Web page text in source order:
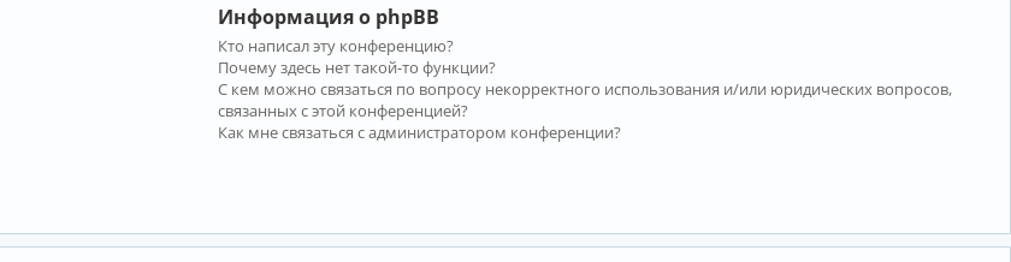
Информация о phpBB
Кто написал эту конференцию?
Почему здесь нет такой-то функции?
С кем можно связаться по вопросу некорректного использования и/или юридических вопросов,
связанных с этой конференцией?
Как мне связаться с администратором конференции?